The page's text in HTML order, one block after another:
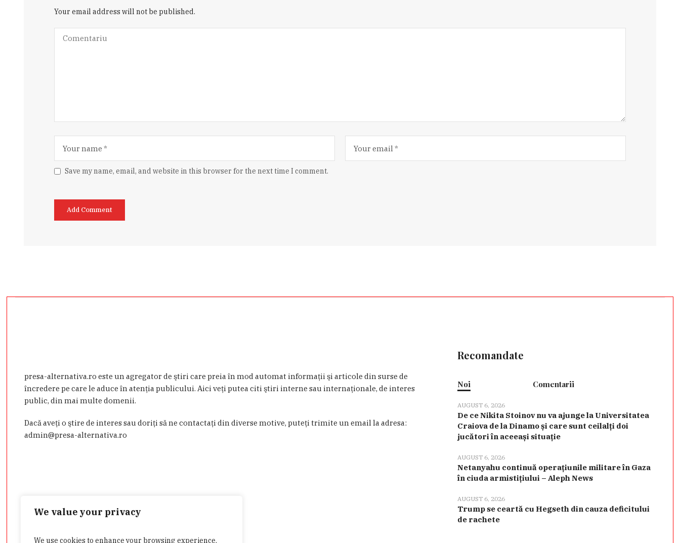
We value your privacy
We use cookies to enhance your browsing experience,
Your email address will not be published.
Save my name, email, and website in this browser for the next time I comment.
presa-alternativa.ro este un agregator de ştiri care preia în mod automat informaţii şi articole din surse de
încredere pe care le aduce în atenţia publicului. Aici veţi putea citi ştiri interne sau internaţionale, de interes
public, din mai multe domenii.
Dacă aveţi o ştire de interes sau doriţi să ne contactaţi din diverse motive, puteţi trimite un email la adresa:
admin@presa-alternativa.ro
Recomandate
Noi Comentarii
AUGUST 6, 2026
De ce Nikita Stoinov nu va ajunge la Universitatea
Craiova de la Dinamo și care sunt ceilalți doi
jucători în aceeași situație
AUGUST 6, 2026
Netanyahu continuă operațiunile militare în Gaza
în ciuda armistițiului – Aleph News
AUGUST 6, 2026
Trump se ceartă cu Hegseth din cauza deficitului
de rachete